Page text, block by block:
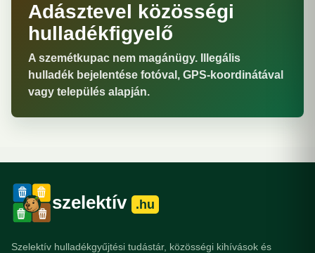
Adásztevel közösségi
hulladékfigyelő
A szemétkupac nem magánügy. Illegális
hulladék bejelentése fotóval, GPS-koordinátával
vagy település alapján.
szelektív .hu
Szelektív hulladékgyűjtési tudástár, közösségi kihívások és